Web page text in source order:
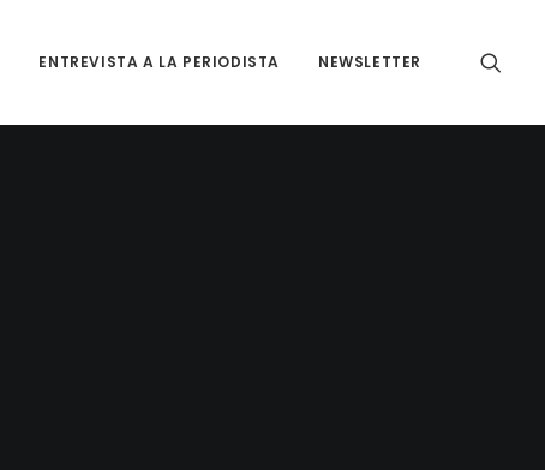
ENTREVISTA A LA PERIODISTA NEWSLETTER